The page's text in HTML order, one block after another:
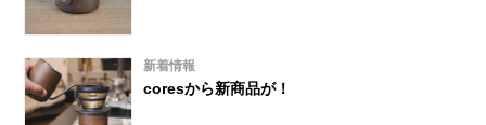
新着情報
coresから新商品が！